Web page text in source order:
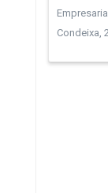
Condeixa,